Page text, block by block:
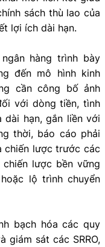
sách thù lao của
lợi ích dài hạn.
hàng trình bày
đến mô hình kinh
cần công bố ảnh
với dòng tiền, tình
dài hạn, gắn liền với
thời, báo cáo phải
chiến lược trước các
lược bền vững
lộ trình chuyển
bạch hóa các quy
giám sát các SRRO,